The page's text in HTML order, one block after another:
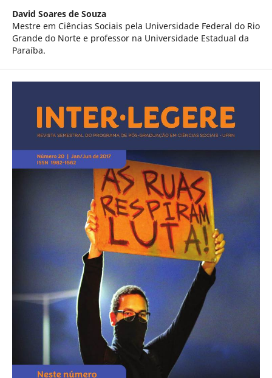
David Soares de Souza
Mestre em Ciências Sociais pela Universidade Federal do Rio
Grande do Norte e professor na Universidade Estadual da
Paraíba.